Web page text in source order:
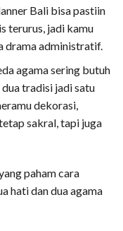
Bali bisa pastiin
terurus, jadi kamu
drama administratif.
agama sering butuh
tradisi jadi satu
dekorasi,
sakral, tapi juga
paham cara
hati dan dua agama